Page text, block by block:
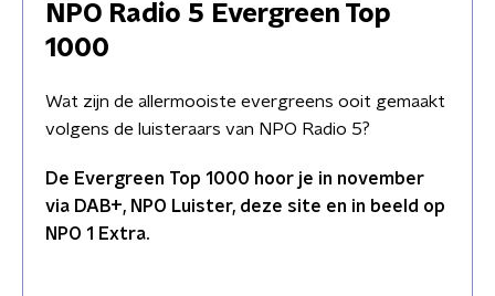
NPO Radio 5 Evergreen Top
1000
Wat zijn de allermooiste evergreens ooit gemaakt
volgens de luisteraars van NPO Radio 5?
De Evergreen Top 1000 hoor je in november
via DAB+, NPO Luister, deze site en in beeld op
NPO 1 Extra.